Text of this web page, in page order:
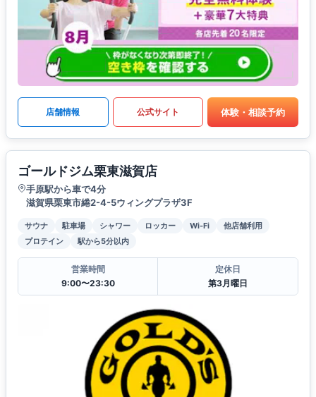
店舗情報 公式サイト 体験・相談予約
ゴールドジム栗東滋賀店
手原駅から車で4分
滋賀県栗東市綣2-4-5ウィングプラザ3F
サウナ 駐車場 シャワー ロッカー Wi-Fi
他店舗利用
プロテイン
駅から5分以内
営業時間
9:00〜23:30
定休日
第3月曜日